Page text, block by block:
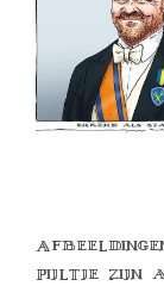
pijltje zijn